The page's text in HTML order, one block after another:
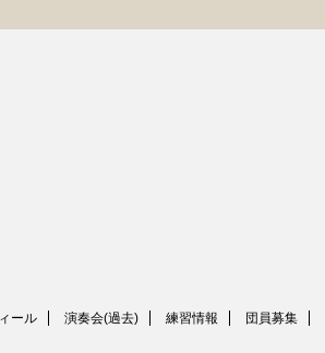
ール 演奏会(過去) 練習情報 団員募集